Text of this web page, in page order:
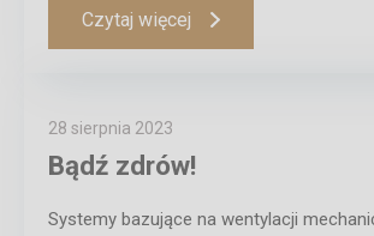
Czytaj więcej
28 sierpnia 2023
Bądź zdrów!
Systemy bazujące na wentylacji